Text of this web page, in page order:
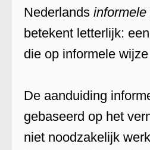
Nederlands
betekent letterlijk:
die op informele
De aanduiding
gebaseerd op het
niet noodzakelijk